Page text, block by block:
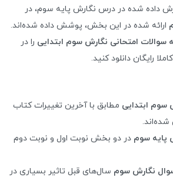
داده شده در درس نگارش پایه سوم، در
ارائه شده در این بخش، پوشش داده شده‌اند.
سوالات امتحانی نگارش سوم ابتدایی را در
سوم ابتدایی مطابق با آخرین تغییرات کتاب
پایه سوم در دو بخش نوبت اول و نوبت دوم
نگارش سوم سال‌های قبل تاثیر بسیاری در